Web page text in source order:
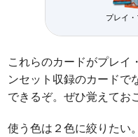
プレイ
これらのカードがプレイ
ンセット収録のカードで
できるぞ。ぜひ覚えてお
使う色は２色に絞りたい